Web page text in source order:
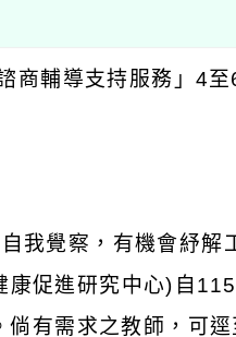
商輔導支持服務」4至
我覺察，有機會紓解
康促進研究中心) 自 115
倘有需求之教師，可